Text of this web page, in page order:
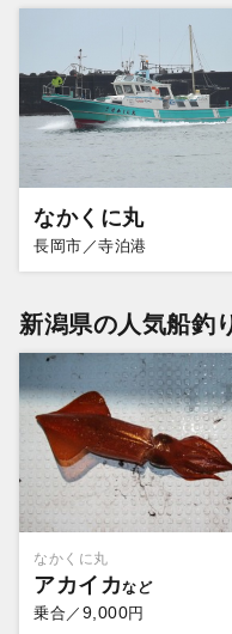
なかくに丸
長岡市／寺泊港
新潟県の人気船釣
なかくに丸
アカイカ
乗合／ 9,000円